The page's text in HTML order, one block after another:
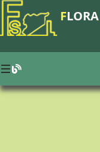
FLORA